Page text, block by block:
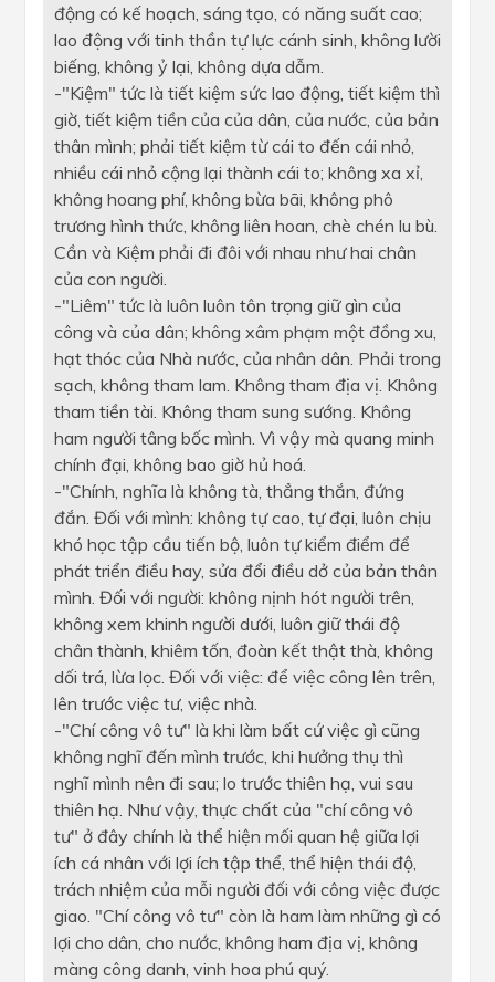
động có kế hoạch, sáng tạo, có năng suất cao;
lao động với tinh thần tự lực cánh sinh, không lười
biếng, không ỷ lại, không dựa dẫm.
-"Kiệm" tức là tiết kiệm sức lao động, tiết kiệm thì
giờ, tiết kiệm tiền của của dân, của nước, của bản
thân mình; phải tiết kiệm từ cái to đến cái nhỏ,
nhiều cái nhỏ cộng lại thành cái to; không xa xỉ,
không hoang phí, không bừa bãi, không phô
trương hình thức, không liên hoan, chè chén lu bù.
Cần và Kiệm phải đi đôi với nhau như hai chân
của con người.
-"Liêm" tức là luôn luôn tôn trọng giữ gìn của
công và của dân; không xâm phạm một đồng xu,
hạt thóc của Nhà nước, của nhân dân. Phải trong
sạch, không tham lam. Không tham địa vị. Không
tham tiền tài. Không tham sung sướng. Không
ham người tâng bốc mình. Vì vậy mà quang minh
chính đại, không bao giờ hủ hoá.
-"Chính, nghĩa là không tà, thẳng thắn, đứng
đắn. Đối với mình: không tự cao, tự đại, luôn chịu
khó học tập cầu tiến bộ, luôn tự kiểm điểm để
phát triển điều hay, sửa đổi điều dở của bản thân
mình. Đối với người: không nịnh hót người trên,
không xem khinh người dưới, luôn giữ thái độ
chân thành, khiêm tốn, đoàn kết thật thà, không
dối trá, lừa lọc. Đối với việc: để việc công lên trên,
lên trước việc tư, việc nhà.
-"Chí công vô tư" là khi làm bất cứ việc gì cũng
không nghĩ đến mình trước, khi hưởng thụ thì
nghĩ mình nên đi sau; lo trước thiên hạ, vui sau
thiên hạ. Như vậy, thực chất của "chí công vô
tư" ở đây chính là thể hiện mối quan hệ giữa lợi
ích cá nhân với lợi ích tập thể, thể hiện thái độ,
trách nhiệm của mỗi người đối với công việc được
giao. "Chí công vô tư" còn là ham làm những gì có
lợi cho dân, cho nước, không ham địa vị, không
màng công danh, vinh hoa phú quý.